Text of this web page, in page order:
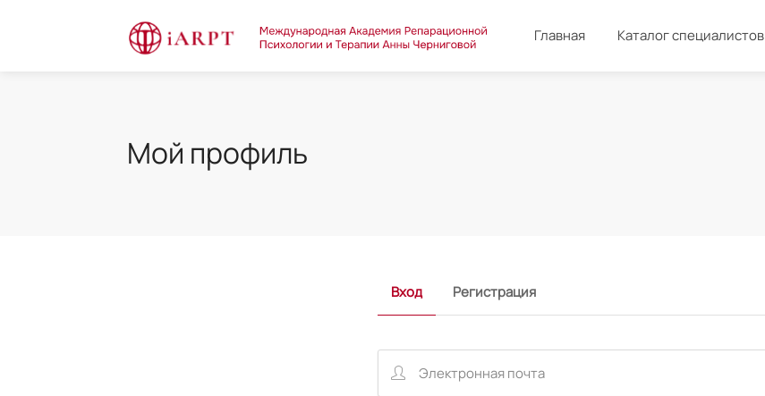
Главная Каталог специалистов
Мой профиль
Вход Регистрация